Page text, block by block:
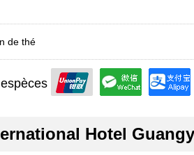
de thé
Hotel